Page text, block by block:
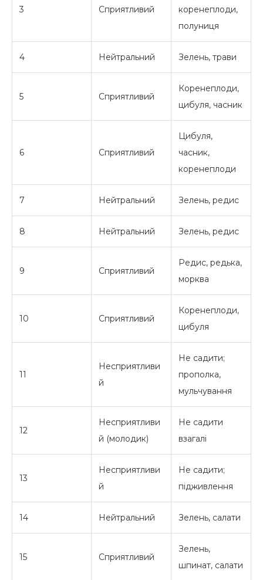
3 Сприятливий
коренеплоди,
полуниця
4 Нейтральний Зелень, трави
5 Сприятливий
Коренеплоди,
цибуля, часник
6 Сприятливий
Цибуля,
часник,
коренеплоди
7 Нейтральний Зелень, редис
8 Нейтральний Зелень, редис
9 Сприятливий
Редис, редька,
морква
10 Сприятливий
Коренеплоди,
цибуля
11
Несприятливи
й
Не садити;
прополка,
мульчування
12
Несприятливи
й (молодик)
Не садити
взагалі
13
Несприятливи
й
Не садити;
підживлення
14 Нейтральний Зелень, салати
15 Сприятливий
Зелень,
шпинат, салати